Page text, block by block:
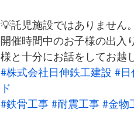
💡託児施設ではありません。
開催時間中のお子様の出入
様と十分にお話をしてお越
#株式会社日伸鉄工建設 #日
ド
#鉄骨工事 #耐震工事 #金物